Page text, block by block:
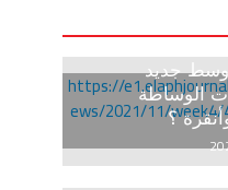
جديد
الوساطة
؟